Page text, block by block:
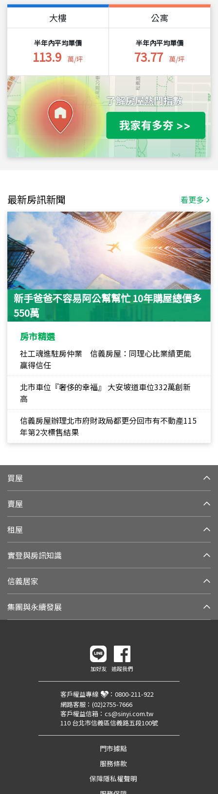
大樓
半年內平均單價
113.9 萬/坪
公寓
半年內平均單價
73.77 萬/坪
最新房訊新聞 看更多
新手爸爸不容易阿公幫幫忙 10年購屋總價多
550萬
房市精選
社工魂進駐房仲業 信義房屋：同理心比業績更能
贏得信任
北市車位『奢侈的幸福』 大安坡道車位332萬創新
高
信義房屋辦理北市府財政局都更分回市有不動產115
年第2次標售結果
買屋
賣屋
租屋
實登與房訊知識
信義居家
集團與永續發展
加好友 追蹤我們
客戶權益專線 ： 0800-211-922
網路客服： (02)2755-7666
客戶權益信箱： cs@sinyi.com.tw
110 台北市信義區信義路五段100號
門市據點
服務條款
保障隱私權聲明